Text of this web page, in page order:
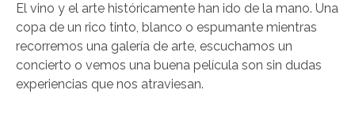
El vino y el arte históricamente han ido de la mano. Una
copa de un rico tinto, blanco o espumante mientras
recorremos una galería de arte, escuchamos un
concierto o vemos una buena película son sin dudas
experiencias que nos atraviesan.